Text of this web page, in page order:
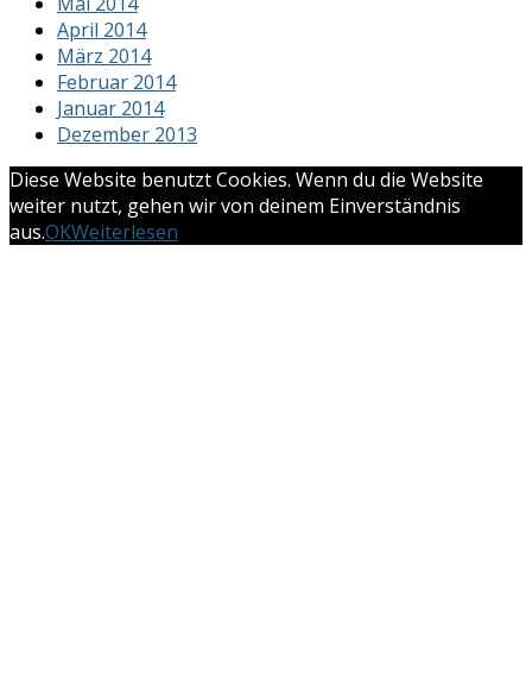
April 2014
März 2014
Februar 2014
Januar 2014
Dezember 2013
Diese Website benutzt Cookies. Wenn du die Website
weiter nutzt, gehen wir von deinem Einverständnis
aus.OKWeiterlesen